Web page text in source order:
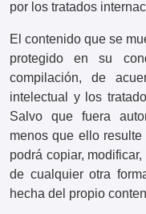
por los tratados
El contenido que se
protegido en su
compilación, de
intelectual y los
Salvo que fuera
menos que ello
podrá copiar,
de cualquier otra
hecha del propio